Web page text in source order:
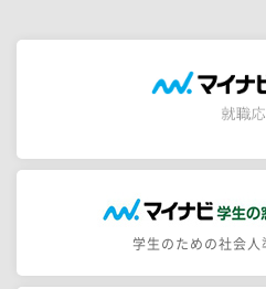
学生のための社会人